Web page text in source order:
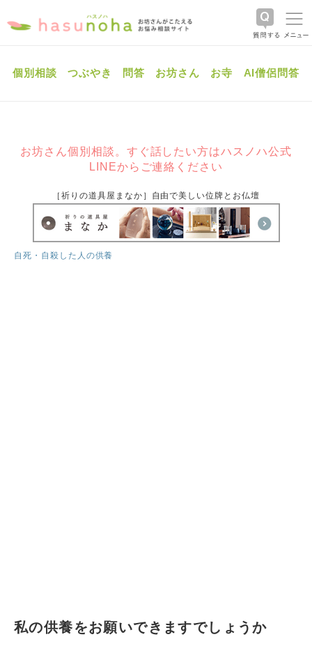
個別相談 つぶやき 問答 お坊さん お寺 AI僧侶問答
お坊さん個別相談。すぐ話したい方はハスノハ公式
LINEからご連絡ください
［祈りの道具屋まなか］自由で美しい位牌とお仏壇
自死・自殺した人の供養
私の供養をお願いできますでしょうか